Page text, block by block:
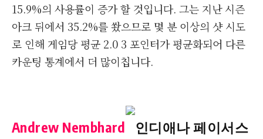
15.9%의 사용률이 증가 할 것입니다. 그는 지난 시즌
아크 뒤에서 35.2%를 쐈으므로 몇 분 이상의 샷 시도
로 인해 게임당 평균 2.0 3 포인터가 평균화되어 다른
카운팅 통계에서 더 많이칩니다.
Andrew Nembhard 인디애나 페이서스